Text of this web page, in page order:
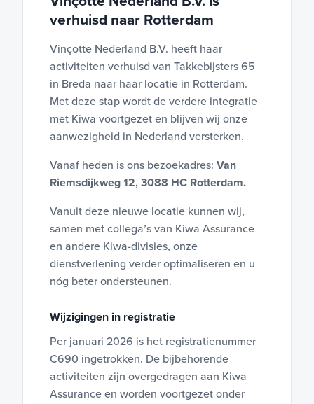
verhuisd naar Rotterdam
Vinçotte Nederland B.V. heeft haar
activiteiten verhuisd van Takkebijsters 65
in Breda naar haar locatie in Rotterdam.
Met deze stap wordt de verdere integratie
met Kiwa voortgezet en blijven wij onze
aanwezigheid in Nederland versterken.
Vanaf heden is ons bezoekadres: Van
Riemsdijkweg 12, 3088 HC Rotterdam.
Vanuit deze nieuwe locatie kunnen wij,
samen met collega’s van Kiwa Assurance
en andere Kiwa-divisies, onze
dienstverlening verder optimaliseren en u
nóg beter ondersteunen.
Wijzigingen in registratie
Per januari 2026 is het registratienummer
C690 ingetrokken. De bijbehorende
activiteiten zijn overgedragen aan Kiwa
Assurance en worden voortgezet onder